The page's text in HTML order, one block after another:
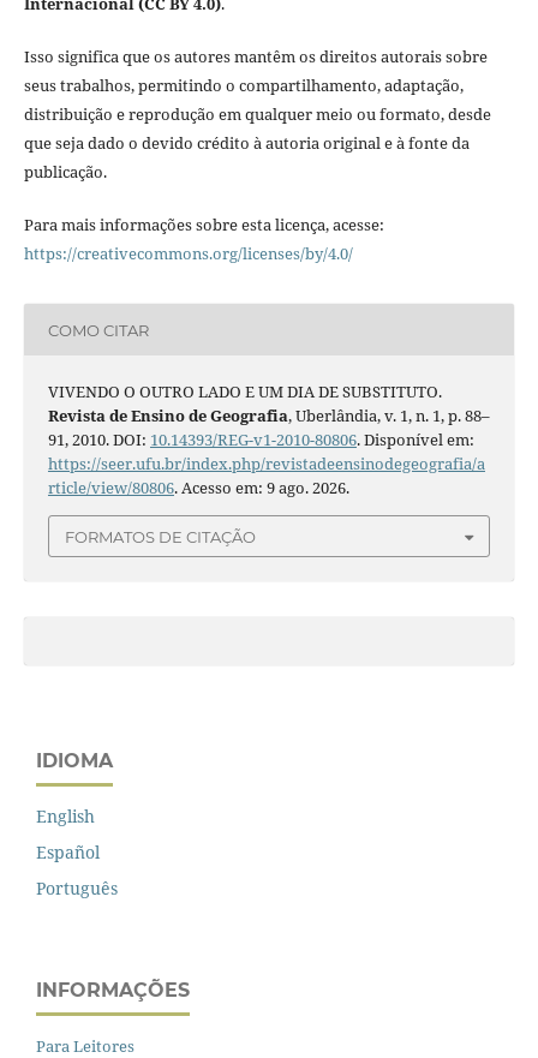
Isso significa que os autores mantêm os direitos autorais sobre
seus trabalhos, permitindo o compartilhamento, adaptação,
distribuição e reprodução em qualquer meio ou formato, desde
que seja dado o devido crédito à autoria original e à fonte da
publicação.
Para mais informações sobre esta licença, acesse:
https://creativecommons.org/licenses/by/4.0/
COMO CITAR
VIVENDO O OUTRO LADO E UM DIA DE SUBSTITUTO.
Revista de Ensino de Geografia, Uberlândia, v. 1, n. 1, p. 88–
91, 2010. DOI: 10.14393/REG-v1-2010-80806. Disponível em:
https://seer.ufu.br/index.php/revistadeensinodegeografia/a
rticle/view/80806. Acesso em: 9 ago. 2026.
FORMATOS DE CITAÇÃO
IDIOMA
English
Español
Português
INFORMAÇÕES
Para Leitores